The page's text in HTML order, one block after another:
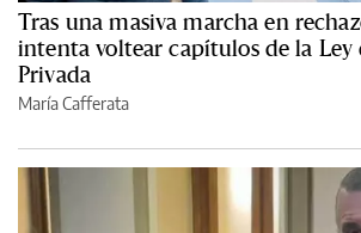
Tras una masiva marcha en
intenta voltear capítulos de la Ley
Privada
María Cafferata